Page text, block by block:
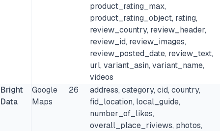
product_rating_max,
product_rating_object, rating,
review_country, review_header,
review_id, review_images,
review_posted_date, review_text,
url, variant_asin, variant_name,
videos
Bright
Data
Google
Maps
26
address, category, cid, country,
fid_location, local_guide,
number_of_likes,
overall_place_riviews, photos,